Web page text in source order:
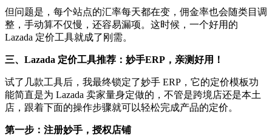
但问题是，每个站点的汇率每天都在变，佣金率也会随类目调
整，手动算不仅慢，还容易漏项。这时候，一个好用的
Lazada 定价工具就成了刚需。
三、 Lazada 定价工具推荐 ： 妙手ERP ， 亲测好用！
试了几款工具后，我最终锁定了妙手 ERP，它的定价模板功
能简直是为 Lazada 卖家量身定做的，不管是跨境店还是本土
店， 跟着下面的操作步骤就可以轻松完成产品的定价。
第一步： 注册妙手，授权店铺